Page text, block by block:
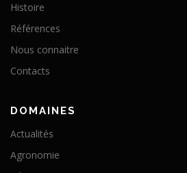
Histoire
Références
Nous connaitre
Contacts
DOMAINES
Actualités
Agronomie